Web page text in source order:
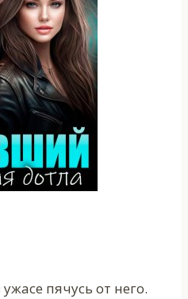
пячусь от него.